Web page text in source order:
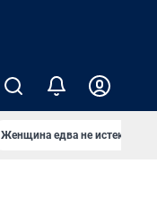
Женщина едва не истекла